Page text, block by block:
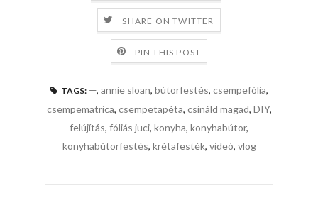
SHARE ON TWITTER
PIN THIS POST
TAGS: —, annie sloan, bútorfestés, csempefólia,
csempematrica, csempetapéta, csináld magad, DIY,
felújítás, fóliás juci, konyha, konyhabútor,
konyhabútorfestés, krétafesték, videó, vlog